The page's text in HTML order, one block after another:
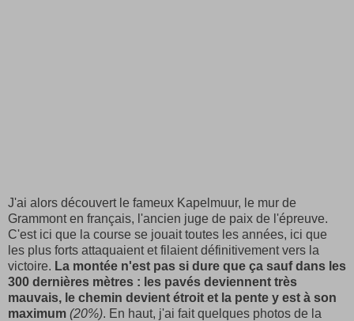
J'ai alors découvert le fameux Kapelmuur, le mur de
Grammont en français, l'ancien juge de paix de l'épreuve.
C'est ici que la course se jouait toutes les années, ici que
les plus forts attaquaient et filaient définitivement vers la
victoire. La montée n'est pas si dure que ça sauf dans les
300 dernières mètres : les pavés deviennent très
mauvais, le chemin devient étroit et la pente y est à son
maximum (20%). En haut, j'ai fait quelques photos de la